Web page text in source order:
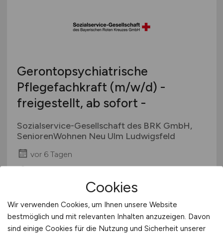
Gerontopsychiatrische
Pflegefachkraft (m/w/d) -
freigestellt, ab sofort -
Sozialservice-Gesellschaft des BRK GmbH,
SeniorenWohnen Neu Ulm Ludwigsfeld
vor 6 Tagen
Cookies
Wir verwenden Cookies, um Ihnen unsere Website
bestmöglich und mit relevanten Inhalten anzuzeigen. Davon
sind einige Cookies für die Nutzung und Sicherheit unserer